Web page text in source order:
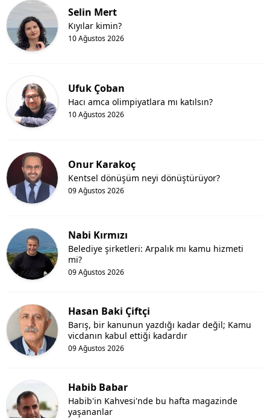
Selin Mert
10 Ağustos 2026
Kıyılar kimin?
Ufuk Çoban
10 Ağustos 2026
Hacı amca olimpiyatlara mı katılsın?
Onur Karakoç
09 Ağustos 2026
Kentsel dönüşüm neyi dönüştürüyor?
Nabi Kırmızı
09 Ağustos 2026
Belediye şirketleri: Arpalık mı kamu hizmeti
mi?
Hasan Baki Çiftçi
09 Ağustos 2026
Barış, bir kanunun yazdığı kadar değil; Kamu
vicdanın kabul ettiği kadardır
Habib Babar
Habib'in Kahvesi'nde bu hafta magazinde
yaşananlar